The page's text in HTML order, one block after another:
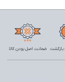
ضمانت اصل بودن کالا